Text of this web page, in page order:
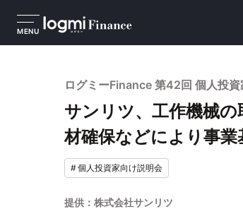
MENU
ログミーFinance 第42回 個人投
サンリツ、工作機械
材確保などにより事業
#個人投資家向け説明会
提供：株式会社サンリツ